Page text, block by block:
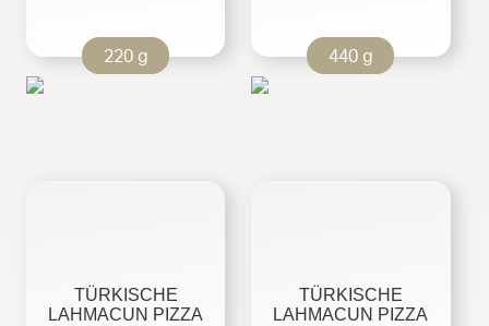
220 g 440 g
TÜRKISCHE
LAHMACUN PIZZA
TÜRKISCHE
LAHMACUN PIZZA